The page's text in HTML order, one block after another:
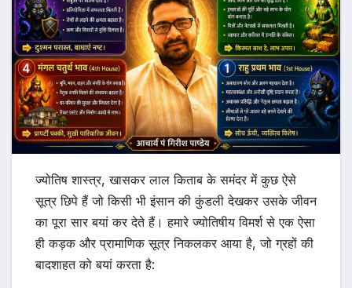
ज्योतिष शास्त्र, खासकर लाल किताब के समंदर में कुछ ऐसे
सूत्र छिपे हैं जो किसी भी इंसान की कुंडली देखकर उसके जीवन
का पूरा सार बयां कर देते हैं। हमारे ज्योतिषीय विमर्श से एक ऐसा
ही कड़क और प्रामाणिक सूत्र निकलकर आया है, जो ग्रहों की
बादशाहत को बयां करता है: